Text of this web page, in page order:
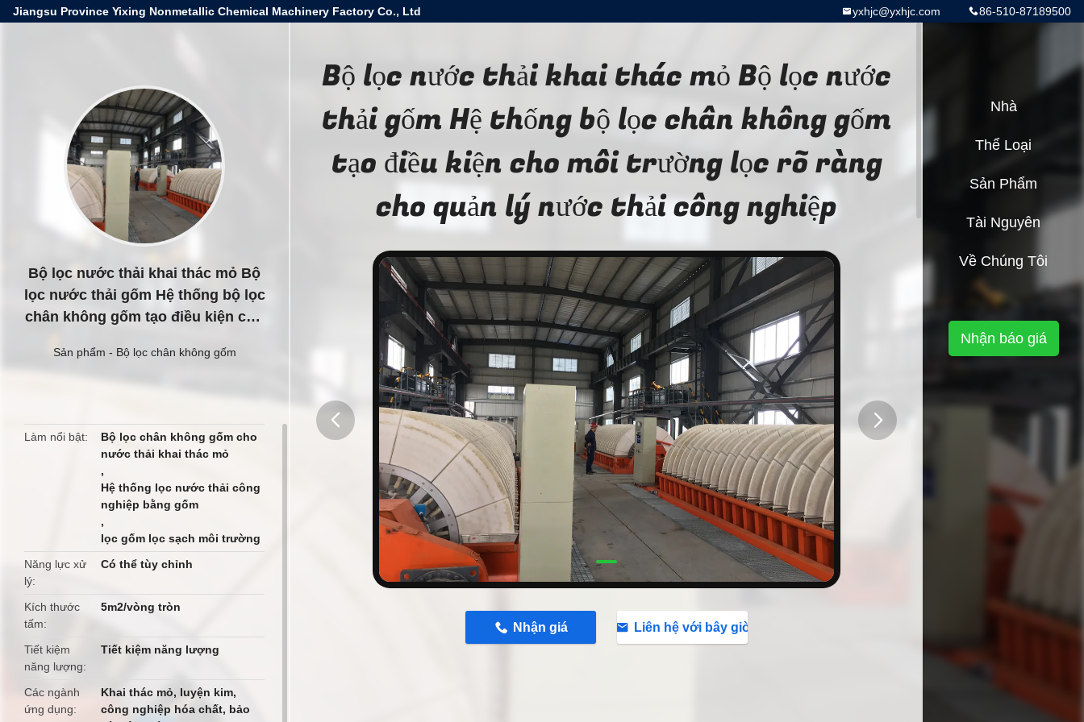
Jiangsu Province Yixing Nonmetallic Chemical Machinery Factory Co., Ltd 86-510-87189500
yxhjc@yxhjc.com
Bộ lọc nước thải khai thác mỏ Bộ
lọc nước thải gốm Hệ thống bộ lọc
chân không gốm tạo điều kiện cho
lý nước thải công nghiệp
Sản phẩm - Bộ lọc chân không gốm
Làm nổi bật
Bộ lọc chân không gốm cho
nước thải khai thác mỏ
,
Hệ thống lọc nước thải công
nghiệp bằng gốm
,
lọc gốm lọc sạch môi trường
Năng lực xử
lý
Có thể tùy chỉnh
Kích thước
tấm
5m2/vòng tròn
Tiết kiệm
năng lượng
Tiết kiệm năng lượng
Các ngành
ứng dụng
Khai thác mỏ, luyện kim,
công nghiệp hóa chất, bảo
Bộ lọc nước thải khai thác mỏ Bộ lọc nước
thải gốm Hệ thống bộ lọc chân không gốm
tạo điều kiện cho môi trường lọc rõ ràng
cho quản lý nước thải công nghiệp
Nhận giá Liên hệ với bây giờ
Nhà
Thể Loại
Sản Phẩm
Tài Nguyên
Về Chúng Tôi
Nhận báo giá